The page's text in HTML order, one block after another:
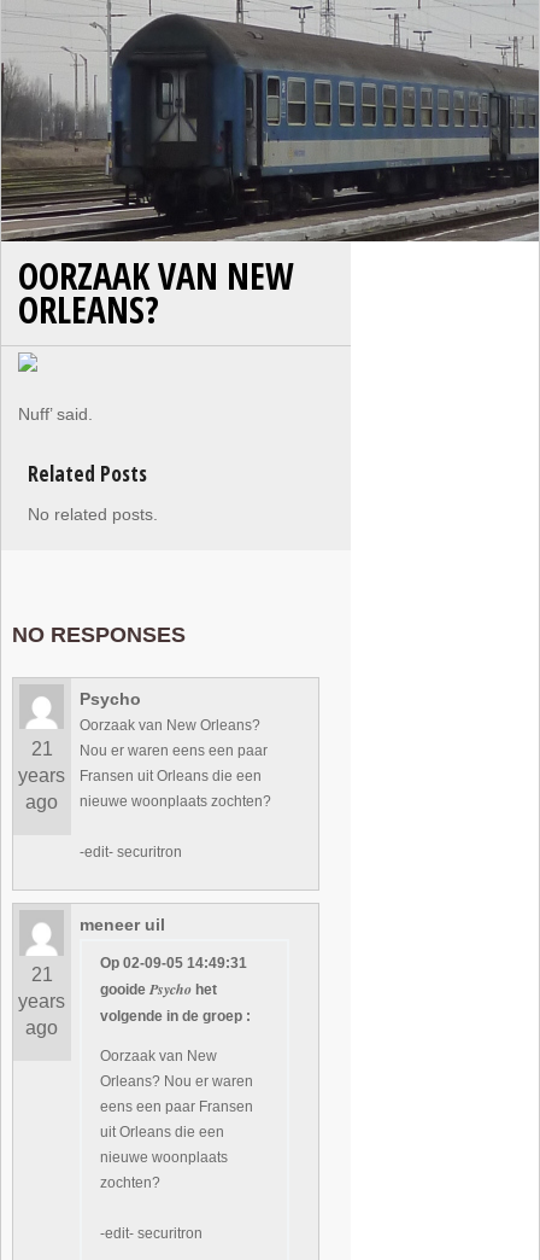
OORZAAK VAN NEW
ORLEANS?
Nuff’ said.
Related Posts
No related posts.
NO RESPONSES
21
years
ago
Psycho
Oorzaak van New Orleans?
Nou er waren eens een paar
Fransen uit Orleans die een
nieuwe woonplaats zochten?
-edit- securitron
21
years
ago
meneer uil
Op 02-09-05 14:49:31
gooidePsycho het
volgende in de groep :
Oorzaak van New
Orleans? Nou er waren
eens een paar Fransen
uit Orleans die een
nieuwe woonplaats
zochten?
-edit- securitron